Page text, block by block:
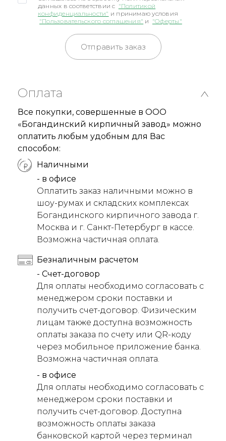
данных в соответствии с "Политикой
конфиденциальности" и принимаю условия
"Пользовательского соглашения" и "Оферты"
Отправить заказ
Оплата
Все покупки, совершенные в ООО
«Богандинский кирпичный завод» можно
оплатить любым удобным для Вас
способом:
Наличными
- в офисе
Оплатить заказ наличными можно в
шоу-румах и складских комплексах
Богандинского кирпичного завода г.
Москва и г. Санкт-Петербург в кассе.
Возможна частичная оплата.
Безналичным расчетом
- Счет-договор
Для оплаты необходимо согласовать с
менеджером сроки поставки и
получить счет-договор. Физическим
лицам также доступна возможность
оплаты заказа по счету или QR-коду
через мобильное приложение банка.
Возможна частичная оплата.
- в офисе
Для оплаты необходимо согласовать с
менеджером сроки поставки и
получить счет-договор. Доступна
возможность оплаты заказа
банковской картой через терминал